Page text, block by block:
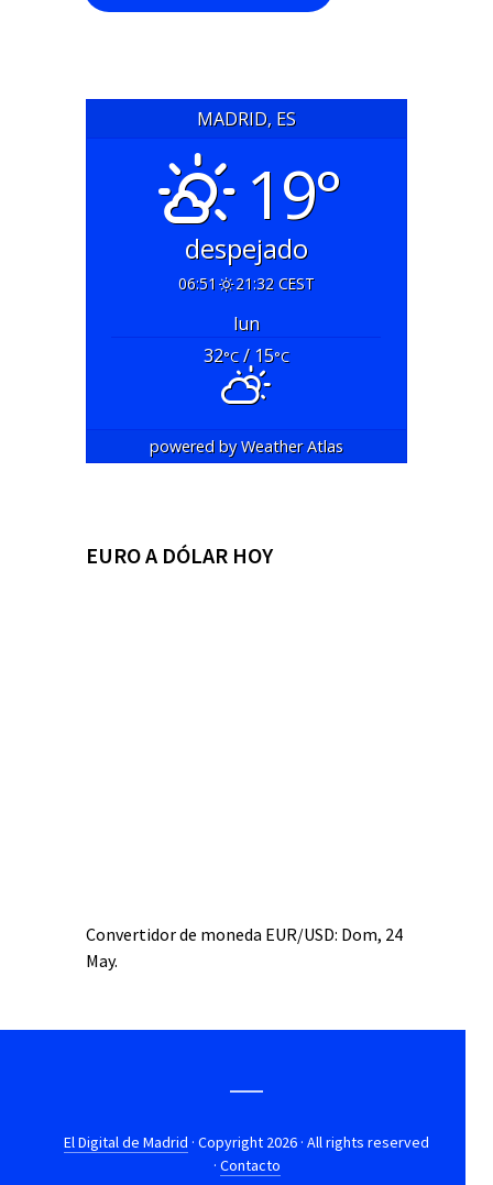
MADRID, ES
19°
despejado
06:51 21:32 CEST
lun
32°C/ 15°C
powered byWeather Atlas
EURO A DÓLAR HOY
Convertidor de moneda EUR/USD: Dom, 24
May.
El Digital de Madrid · Copyright 2026 · All rights reserved
· Contacto